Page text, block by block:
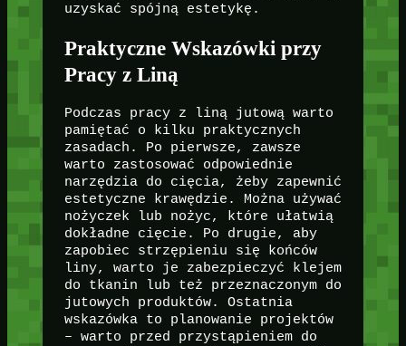
uzyskać spójną estetykę.
Praktyczne Wskazówki przy
Pracy z Liną
Podczas pracy z liną jutową warto
pamiętać o kilku praktycznych
zasadach. Po pierwsze, zawsze
warto zastosować odpowiednie
narzędzia do cięcia, żeby zapewnić
estetyczne krawędzie. Można używać
nożyczek lub nożyc, które ułatwią
dokładne cięcie. Po drugie, aby
zapobiec strzępieniu się końców
liny, warto je zabezpieczyć klejem
do tkanin lub też przeznaczonym do
jutowych produktów. Ostatnia
wskazówka to planowanie projektów
– warto przed przystąpieniem do